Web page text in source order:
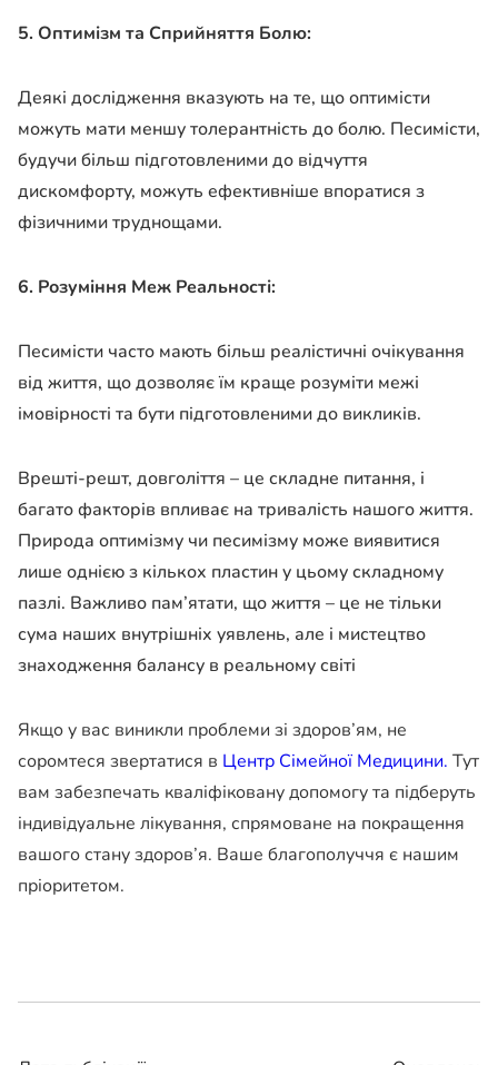
5. Оптимізм та Сприйняття Болю:
Деякі дослідження вказують на те, що оптимісти
можуть мати меншу толерантність до болю. Песимісти,
будучи більш підготовленими до відчуття
дискомфорту, можуть ефективніше впоратися з
фізичними труднощами.
6. Розуміння Меж Реальності:
Песимісти часто мають більш реалістичні очікування
від життя, що дозволяє їм краще розуміти межі
імовірності та бути підготовленими до викликів.
Врешті-решт, довголіття – це складне питання, і
багато факторів впливає на тривалість нашого життя.
Природа оптимізму чи песимізму може виявитися
лише однією з кількох пластин у цьому складному
пазлі. Важливо пам’ятати, що життя – це не тільки
сума наших внутрішніх уявлень, але і мистецтво
знаходження балансу в реальному світі
Якщо у вас виникли проблеми зі здоров’ям, не
соромтеся звертатися в Центр Сімейної Медицини. Тут
вам забезпечать кваліфіковану допомогу та підберуть
індивідуальне лікування, спрямоване на покращення
вашого стану здоров’я. Ваше благополуччя є нашим
пріоритетом.